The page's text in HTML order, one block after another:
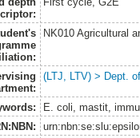
NK010 Agricultural
(LTJ, LTV) > Dept.
E. coli, mastit,